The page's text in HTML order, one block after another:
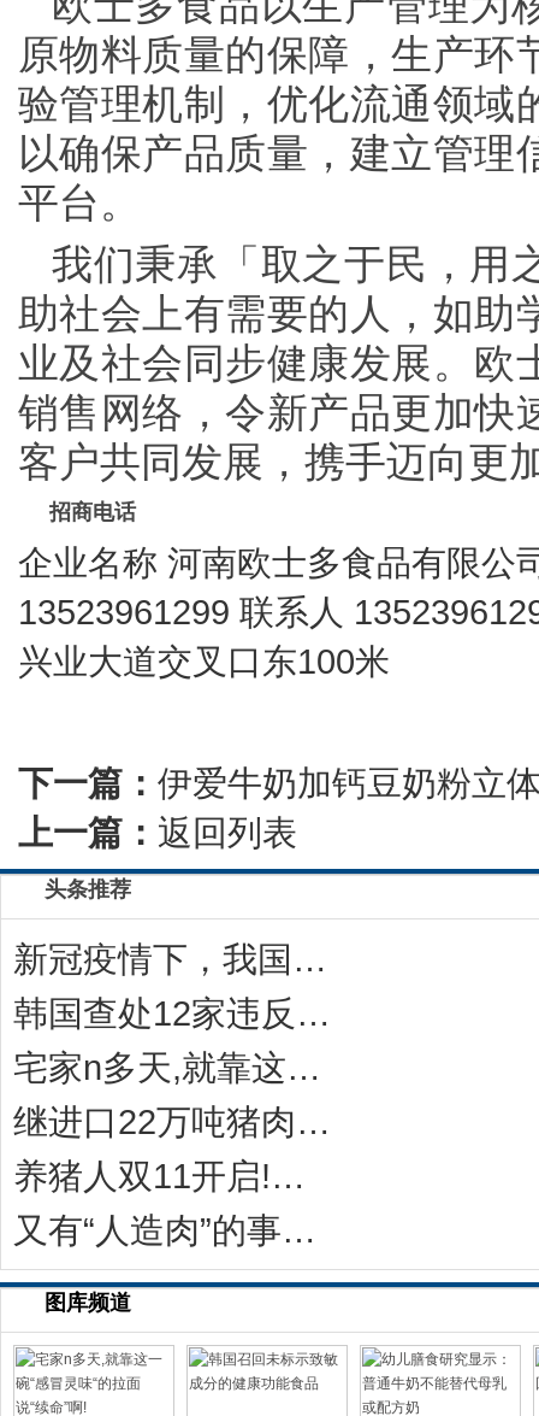
原物料质量的保障，生产环
验管理机制，优化流通领域
以确保产品质量，建立管
平台。
我们秉承「取之于民，用
助社会上有需要的人，如助
业及社会同步健康发展。欧
销售网络，令新产品更加快
客户共同发展，携手迈向更
招商电话
企业名称 河南欧士多食品有限公
13523961299 联系人
兴业大道交叉口东100米
下一篇： 伊爱牛奶加钙豆奶粉立
上一篇： 返回列表
头条推荐
新冠疫情下，我国猪价及肉价高涨，法国猪肉却不
韩国查处12家违反《食品卫生法》的冷冻饺子
宅家n多天,就靠这一碗“感冒灵味“的拉面说
继进口22万吨猪肉后，中国对西班牙等国宣布一
养猪人双11开启!今年有10万家猪场在网上采
又有“人造肉”的事儿？科学家：无需饲养和屠宰
图库频道